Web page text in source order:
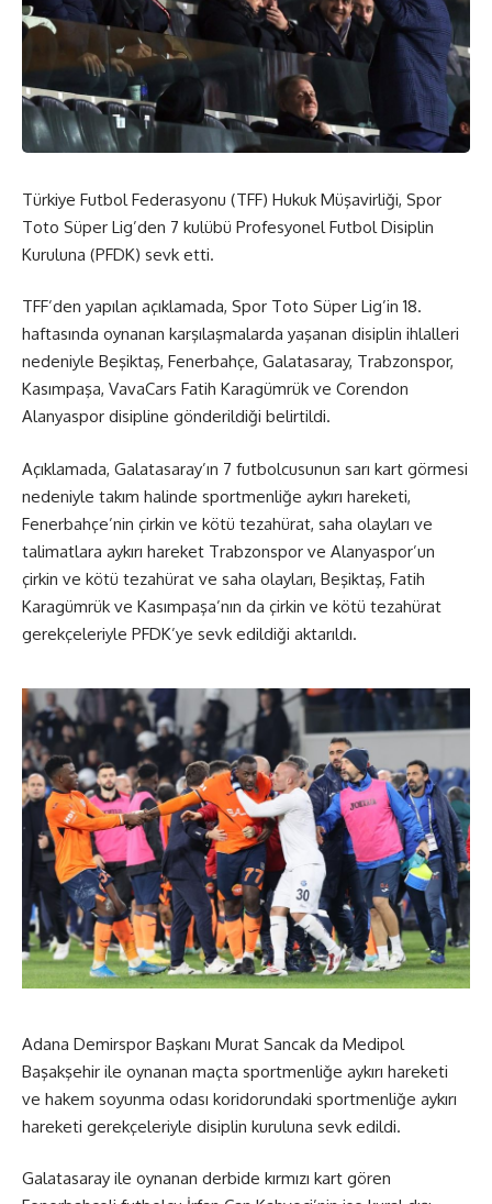
Türkiye Futbol Federasyonu (TFF) Hukuk Müşavirliği, Spor
Toto Süper Lig’den 7 kulübü Profesyonel Futbol Disiplin
Kuruluna (PFDK) sevk etti.
TFF’den yapılan açıklamada, Spor Toto Süper Lig’in 18.
haftasında oynanan karşılaşmalarda yaşanan disiplin ihlalleri
nedeniyle Beşiktaş, Fenerbahçe, Galatasaray, Trabzonspor,
Kasımpaşa, VavaCars Fatih Karagümrük ve Corendon
Alanyaspor disipline gönderildiği belirtildi.
Açıklamada, Galatasaray’ın 7 futbolcusunun sarı kart görmesi
nedeniyle takım halinde sportmenliğe aykırı hareketi,
Fenerbahçe’nin çirkin ve kötü tezahürat, saha olayları ve
talimatlara aykırı hareket Trabzonspor ve Alanyaspor’un
çirkin ve kötü tezahürat ve saha olayları, Beşiktaş, Fatih
Karagümrük ve Kasımpaşa’nın da çirkin ve kötü tezahürat
gerekçeleriyle PFDK’ye sevk edildiği aktarıldı.
Adana Demirspor Başkanı Murat Sancak da Medipol
Başakşehir ile oynanan maçta sportmenliğe aykırı hareketi
ve hakem soyunma odası koridorundaki sportmenliğe aykırı
hareketi gerekçeleriyle disiplin kuruluna sevk edildi.
Galatasaray ile oynanan derbide kırmızı kart gören